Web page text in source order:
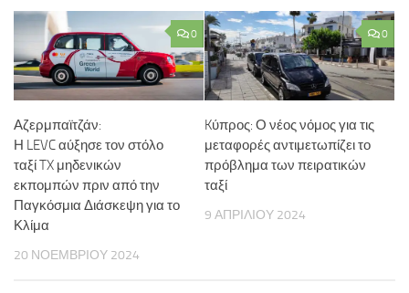
0
Αζερμπαϊτζάν:
Η LEVC αύξησε τον στόλο
ταξί TX μηδενικών
εκπομπών πριν από την
Παγκόσμια Διάσκεψη για το
Κλίμα
20 ΝΟΕΜΒΡΊΟΥ 2024
0
Kύπρος: Ο νέος νόμος για τις
μεταφορές αντιμετωπίζει το
πρόβλημα των πειρατικών
ταξί
9 ΑΠΡΙΛΊΟΥ 2024